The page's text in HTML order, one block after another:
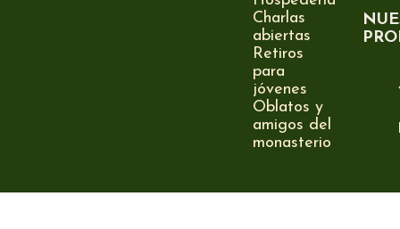
Charlas
abiertas
Retiros
para
jóvenes
Oblatos y
amigos del
monasterio